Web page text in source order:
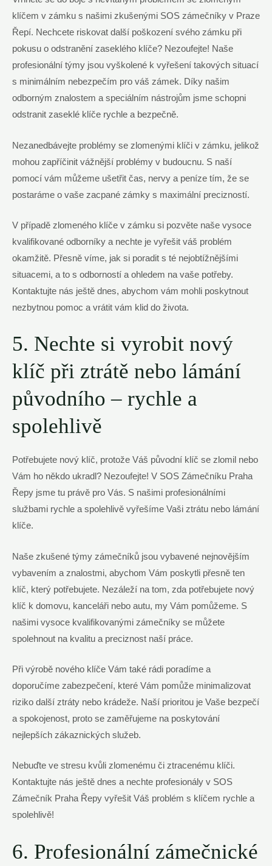
klíčem v zámku s našimi zkušenými SOS zámečníky v Praze
Řepí. Nechcete riskovat další poškození svého zámku při
pokusu o odstranění zaseklého klíče? Nezoufejte! Naše
profesionální týmy jsou vyškolené k vyřešení takových situací
s minimálním nebezpečím pro váš zámek. Díky našim
odborným znalostem a speciálním nástrojům jsme schopni
odstranit zaseklé klíče rychle a bezpečně.
Nezanedbávejte problémy se zlomenými klíči v zámku, jelikož
mohou zapříčinit vážnější problémy v budoucnu. S naší
pomocí vám můžeme ušetřit čas, nervy a peníze tím, že se
postaráme o vaše zacpané zámky s maximální precizností.
V případě zlomeného klíče v zámku si pozvěte naše vysoce
kvalifikované odborníky a nechte je vyřešit váš problém
okamžitě. Přesně víme, jak si poradit s té nejobtížnějšími
situacemi, a to s odborností a ohledem na vaše potřeby.
Kontaktujte nás ještě dnes, abychom vám mohli poskytnout
nezbytnou pomoc a vrátit vám klid do života.
5. Nechte si vyrobit nový
klíč při ztrátě nebo lámání
původního – rychle a
spolehlivě
Potřebujete nový klíč, protože Váš původní klíč se zlomil nebo
Vám ho někdo ukradl? Nezoufejte! V SOS Zámečníku Praha
Řepy jsme tu právě pro Vás. S našimi profesionálními
službami rychle a spolehlivě vyřešíme Vaši ztrátu nebo lámání
klíče.
Naše zkušené týmy zámečníků jsou vybavené nejnovějším
vybavením a znalostmi, abychom Vám poskytli přesně ten
klíč, který potřebujete. Nezáleží na tom, zda potřebujete nový
klíč k domovu, kanceláři nebo autu, my Vám pomůžeme. S
našimi vysoce kvalifikovanými zámečníky se můžete
spolehnout na kvalitu a preciznost naší práce.
Při výrobě nového klíče Vám také rádi poradíme a
doporučíme zabezpečení, které Vám pomůže minimalizovat
riziko další ztráty nebo krádeže. Naší prioritou je Vaše bezpečí
a spokojenost, proto se zaměřujeme na poskytování
nejlepších zákaznických služeb.
Nebuďte ve stresu kvůli zlomenému či ztracenému klíči.
Kontaktujte nás ještě dnes a nechte profesionály v SOS
Zámečník Praha Řepy vyřešit Váš problém s klíčem rychle a
spolehlivě!
6. Profesionální zámečnické